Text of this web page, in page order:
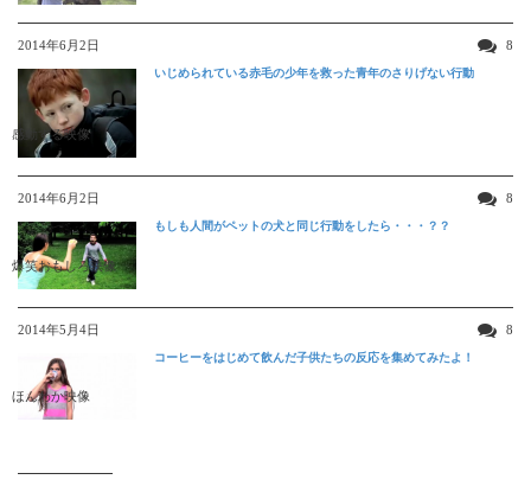
2014年6月2日 8
感動する映像
いじめられている赤毛の少年を救った青年のさりげない行動
2014年6月2日 8
爆笑おもしろ映像
もしも人間がペットの犬と同じ行動をしたら・・・？？
2014年5月4日 8
ほんわか映像
コーヒーをはじめて飲んだ子供たちの反応を集めてみたよ！